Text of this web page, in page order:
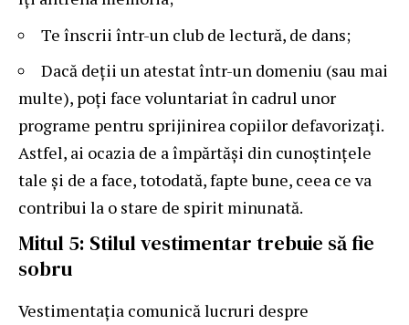
Te înscrii într-un club de lectură, de dans;
Dacă deții un atestat într-un domeniu (sau mai
multe), poți face voluntariat în cadrul unor
programe pentru sprijinirea copiilor defavorizați.
Astfel, ai ocazia de a împărtăși din cunoștințele
tale și de a face, totodată, fapte bune, ceea ce va
contribui la o stare de spirit minunată.
Mitul 5: Stilul vestimentar trebuie să fie
sobru
Vestimentația comunică lucruri despre